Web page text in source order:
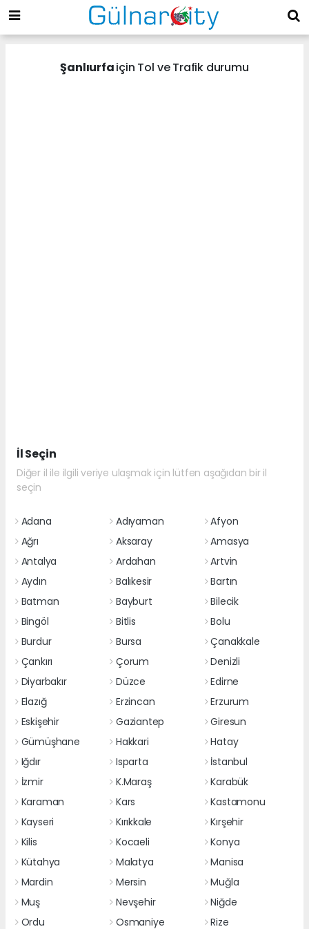
Şanlıurfaiçin Tol ve Trafik durumu
İl Seçin
Diğer il ile ilgili veriye ulaşmak için lütfen aşağıdan bir il
seçin
Adana Adıyaman
Afyon
Ağrı
Aksaray
Amasya
Antalya
Ardahan
Artvin
Aydın
Balıkesir
Bartın
Batman
Bayburt
Bilecik
Bingöl
Bitlis
Bolu
Burdur
Bursa
Çanakkale
Çankırı
Çorum
Denizli
Diyarbakır
Düzce
Edirne
Elazığ
Erzincan
Erzurum
Eskişehir
Gaziantep
Giresun
Gümüşhane
Hakkari
Hatay
Iğdır
Isparta
İstanbul
İzmir
K.Maraş
Karabük
Karaman
Kars
Kastamonu
Kayseri
Kırıkkale
Kırşehir
Kilis
Kocaeli
Konya
Kütahya
Malatya
Manisa
Mardin
Mersin
Muğla
Muş
Nevşehir
Niğde
Ordu
Osmaniye Rize